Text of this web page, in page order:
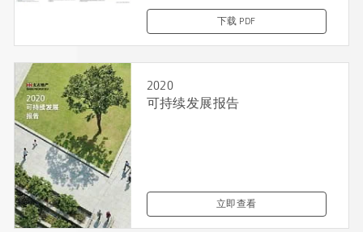
下载 PDF
2020
可持续发展报告
立即查看